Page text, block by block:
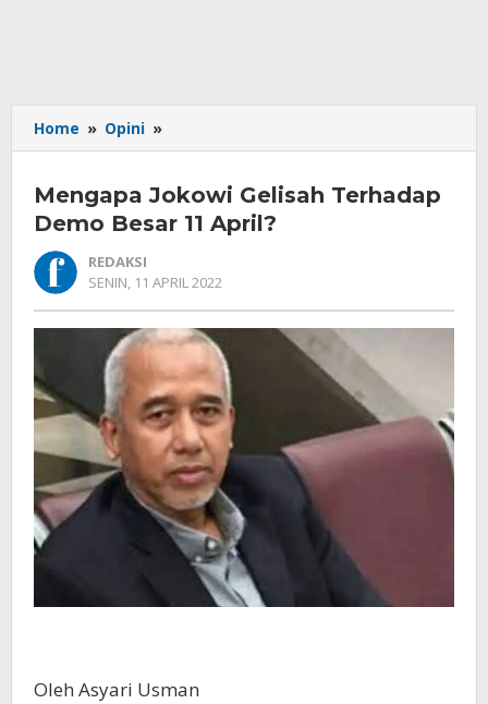
Home » Opini »
Jokowi
Terhadap
Demo
April?
Mengapa Jokowi Gelisah Terhadap
Demo Besar 11 April?
REDAKSI
SENIN, 11 APRIL 2022
Oleh Asyari Usman